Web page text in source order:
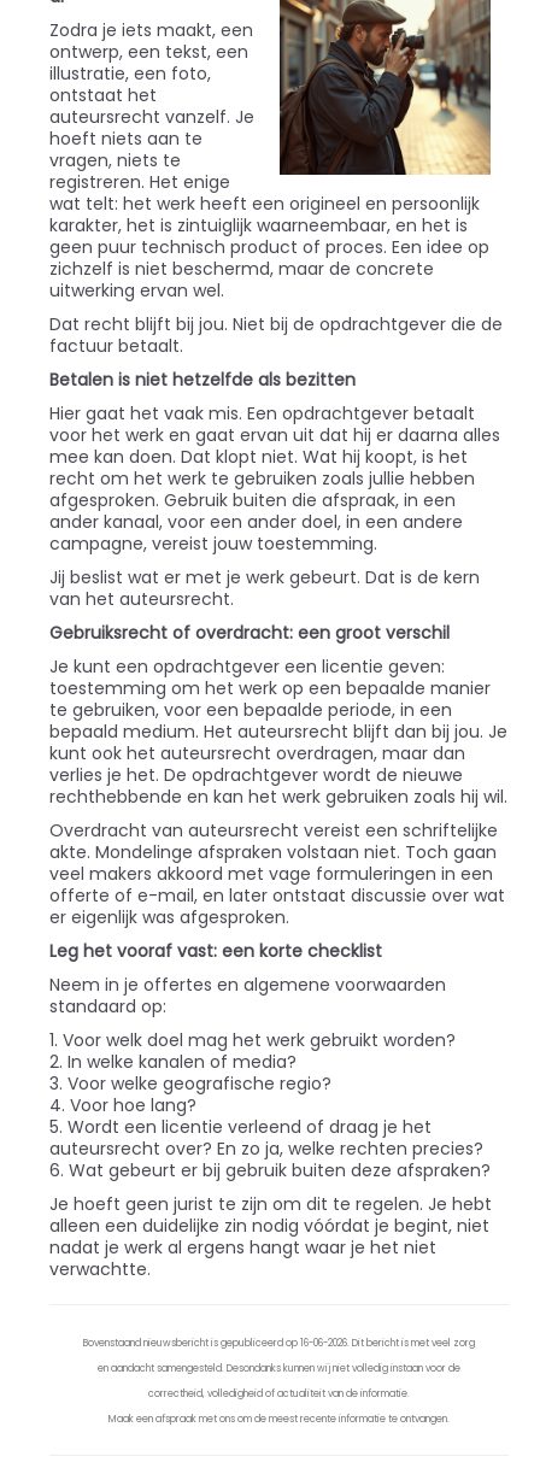
Zodra je iets maakt, een
ontwerp, een tekst, een
illustratie, een foto,
ontstaat het
auteursrecht vanzelf. Je
hoeft niets aan te
vragen, niets te
registreren. Het enige
wat telt: het werk heeft een origineel en persoonlijk
karakter, het is zintuiglijk waarneembaar, en het is
geen puur technisch product of proces. Een idee op
zichzelf is niet beschermd, maar de concrete
uitwerking ervan wel.
Dat recht blijft bij jou. Niet bij de opdrachtgever die de
factuur betaalt.
Betalen is niet hetzelfde als bezitten
Hier gaat het vaak mis. Een opdrachtgever betaalt
voor het werk en gaat ervan uit dat hij er daarna alles
mee kan doen. Dat klopt niet. Wat hij koopt, is het
recht om het werk te gebruiken zoals jullie hebben
afgesproken. Gebruik buiten die afspraak, in een
ander kanaal, voor een ander doel, in een andere
campagne, vereist jouw toestemming.
Jij beslist wat er met je werk gebeurt. Dat is de kern
van het auteursrecht.
Gebruiksrecht of overdracht: een groot verschil
Je kunt een opdrachtgever een licentie geven:
toestemming om het werk op een bepaalde manier
te gebruiken, voor een bepaalde periode, in een
bepaald medium. Het auteursrecht blijft dan bij jou. Je
kunt ook het auteursrecht overdragen, maar dan
verlies je het. De opdrachtgever wordt de nieuwe
rechthebbende en kan het werk gebruiken zoals hij wil.
Overdracht van auteursrecht vereist een schriftelijke
akte. Mondelinge afspraken volstaan niet. Toch gaan
veel makers akkoord met vage formuleringen in een
offerte of e-mail, en later ontstaat discussie over wat
er eigenlijk was afgesproken.
Leg het vooraf vast: een korte checklist
Neem in je offertes en algemene voorwaarden
standaard op:
1. Voor welk doel mag het werk gebruikt worden?
2. In welke kanalen of media?
3. Voor welke geografische regio?
4. Voor hoe lang?
5. Wordt een licentie verleend of draag je het
auteursrecht over? En zo ja, welke rechten precies?
6. Wat gebeurt er bij gebruik buiten deze afspraken?
Je hoeft geen jurist te zijn om dit te regelen. Je hebt
alleen een duidelijke zin nodig vóórdat je begint, niet
nadat je werk al ergens hangt waar je het niet
verwachtte.
Bovenstaand nieuwsbericht is gepubliceerd op 16-06-2026. Dit bericht is met veel zorg
en aandacht samengesteld. Desondanks kunnen wij niet volledig instaan voor de
correctheid, volledigheid of actualiteit van de informatie.
Maak een afspraak met ons om de meest recente informatie te ontvangen.